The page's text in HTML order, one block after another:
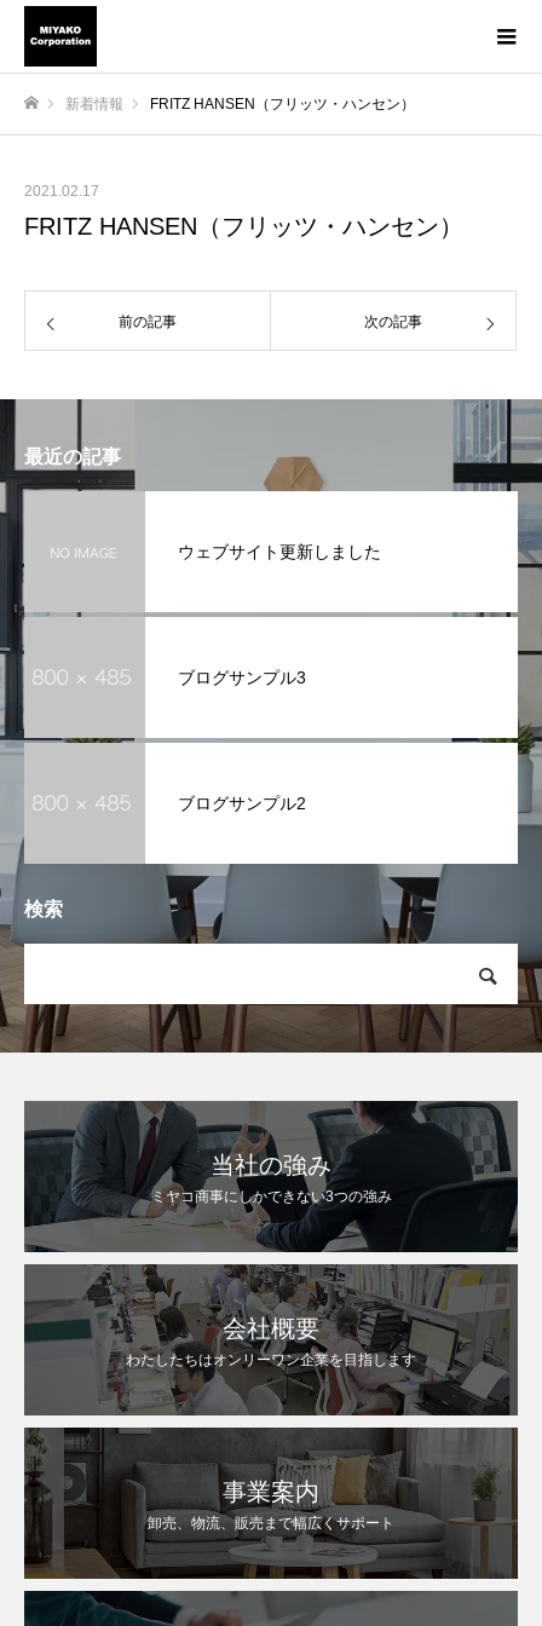
新着情報 FRITZ HANSEN（フリッツ・ハンセン）
2021.02.17
FRITZ HANSEN（フリッツ・ハンセン）
前の記事 次の記事
最近の記事
ウェブサイト更新しました
ブログサンプル3
ブログサンプル2
検索
当社の強み
ミヤコ商事にしかできない3つの強み
会社概要
わたしたちはオンリーワン企業を目指します
事業案内
卸売、物流、販売まで幅広くサポート